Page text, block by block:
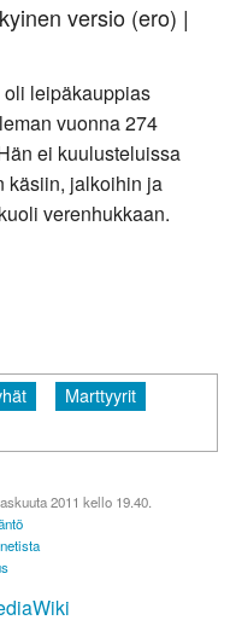
versio (ero) |
leipäkauppias
vuonna 274
ei kuulusteluissa
käsiin, jalkoihin ja
verenhukkaan.
Marttyyrit
2011 kello 19.40.